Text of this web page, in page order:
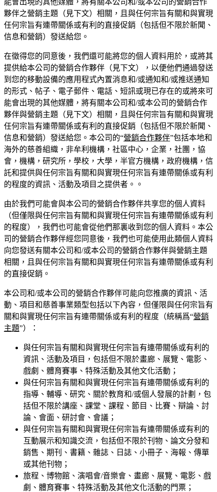
夥伴之營銷主題（見下文）相關，且與任何宗旨有關和與實現
任何宗旨有連帶關係或有利的直接促銷（包括但不限於新聞、
信息和營銷）發送給您。
在徵得您的同意後，我們還可能將您的個人資料用於，或將其
提供給本公司的營銷合作夥伴（見下文），以便他們通過發送
到您的移動設備的應用程式內置消息和/或通知和/或推送通知
的形式、帖子、電子郵件、電話、短訊或現已存在的或將來可
能會出現的其他媒體，將有關本公司和/或本公司的營銷合作
夥伴與營銷主題（見下文）相關，且與任何宗旨有關和與實現
任何宗旨有連帶關係或有利的直接促銷（包括但不限於新聞、
信息和營銷）發送給您。本公司的“營銷合作夥伴”包括本地和
海外的慈善組織，非牟利機構，社區中心，企業，社團，協
會，機構，研究所，學校，大學，半官方機構，政府機構，信
託和提供與任何宗旨有關和與實現任何宗旨有連帶關係或有利
的程度的資訊、活動及項目之提供者。。
由於我們可能會與本公司的營銷合作夥伴共享您的個人資料
（但僅限與任何宗旨有關和與實現任何宗旨有連帶關係或有利
的程度），我們也可能會從他們那裏收到您的個人資料。本公
司的營銷合作夥伴經您同意後，我們也可能使用此類個人資料
向您發送有關本公司和/或本公司的營銷合作夥伴與營銷主題
相關，且與任何宗旨有關和與實現任何宗旨有連帶關係或有利
的直接促銷。
本公司和/或本公司的營銷合作夥伴可能向您推廣的資訊、活
動、項目和慈善事業類型包括以下內容，但僅限與任何宗旨有
關和與實現任何宗旨有連帶關係或有利的程度（統稱爲“營銷
主題”）：
與任何宗旨有關和與實現任何宗旨有連帶關係或有利的
資訊、活動及項目，包括但不限於畫廊、展覽、電影、
戲劇、體育賽事、特殊活動及其他文化活動；
與任何宗旨有關和與實現任何宗旨有連帶關係或有利的
指導、輔導、研究、關於教育和/或個人發展的計劃，包
括但不限於講座、課堂、課程、節目、比賽、辯論、討
論、會面、研討會、會議；
與任何宗旨有關和與實現任何宗旨有連帶關係或有利的
互動展示和知識交流，包括但不限於刊物、論文分發和
銷售、期刊、書籍、雜誌、日誌、小冊子、海報、傳單
或其他刊物；
旅程、博物館、演唱會/音樂會、畫廊、展覽、電影、戲
劇、體育賽事、特殊活動及其他文化活動的門票；